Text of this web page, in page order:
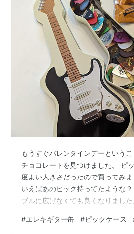
もうすぐバレンタインデーという
チョコレートを見つけました。 ピ
度よい大きさだったので買ってみ
いえばあのピック持ってたような
ブルに広げなくても良くなりまし
#エレキギター缶 #ピックケース